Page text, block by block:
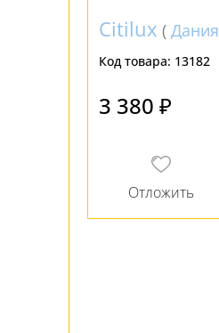
Citilux ( Дания
Код товара: 13182
3 380 ₽